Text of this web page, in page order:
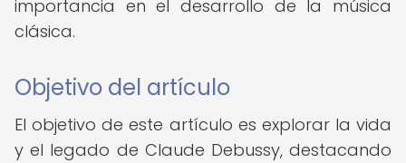
importancia en el desarrollo de la música
clásica.
Objetivo del artículo
El objetivo de este artículo es explorar la vida
y el legado de Claude Debussy, destacando